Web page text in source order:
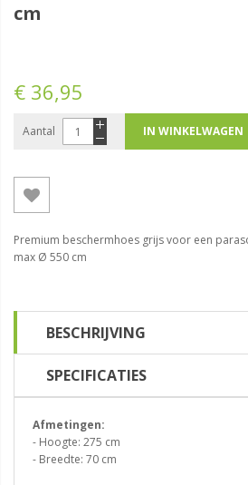
cm
€ 36,95
Aantal IN WINKELWAGEN
Premium beschermhoes grijs voor een
max Ø 550 cm
BESCHRIJVING
SPECIFICATIES
Afmetingen:
- Hoogte: 275 cm
- Breedte: 70 cm